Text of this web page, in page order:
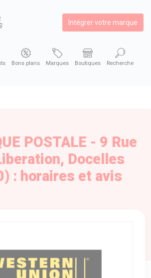
Intégrer votre marque
Bons plans Marques Boutiques Recherche
POSTALE - 9 Rue
Docelles
: horaires et avis